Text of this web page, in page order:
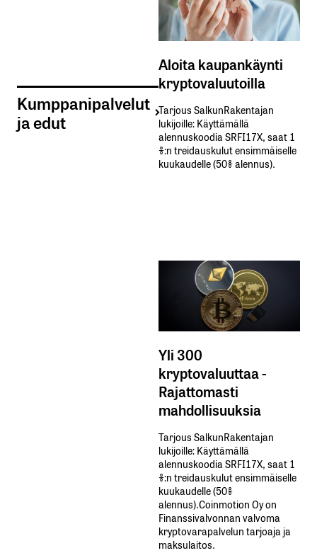
Kumppanipalvelut
ja edut
Aloita kaupankäynti
kryptovaluutoilla
Tarjous SalkunRakentajan
lukijoille: Käyttämällä​ ​
alennuskoodia​ ​SRFI17X,​ ​saat​ ​1
%:n treidauskulut​ ​ensimmäiselle​ ​
kuukaudelle​ ​(50%​ ​alennus).
Yli 300
kryptovaluuttaa -
Rajattomasti
mahdollisuuksia
Tarjous SalkunRakentajan
lukijoille: Käyttämällä​ ​
alennuskoodia​ ​SRFI17X,​ ​saat​ ​1
%:n treidauskulut​ ​ensimmäiselle​ ​
kuukaudelle​ ​(50%​ ​
alennus).Coinmotion Oy on
Finanssivalvonnan valvoma
kryptovarapalvelun tarjoaja ja
maksulaitos.